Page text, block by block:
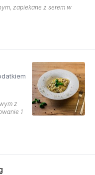
zapiekane z serem w
z
1